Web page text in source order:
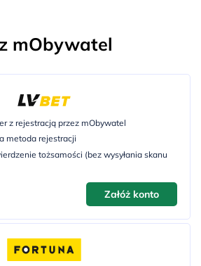
mObywatel
z rejestracją przez mObywatel
metoda rejestracji
tożsamości (bez wysyłania skanu
Załóż konto